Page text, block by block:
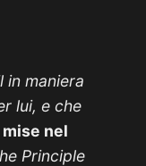
in maniera
lui, e che
nel
Principle